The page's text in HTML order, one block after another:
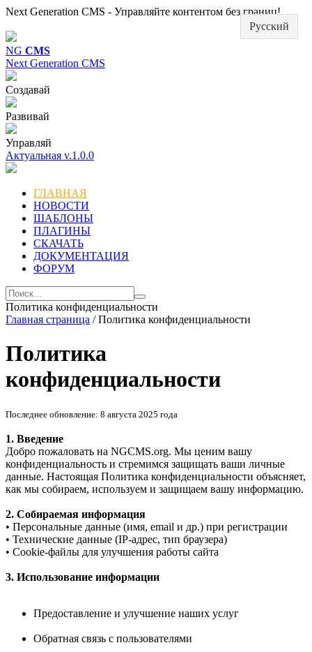
Next Generation CMS - Управляйте контентом без границ!
NG CMS
Next Generation CMS
Создавай
Развивай
Управляй
Актуальная v.1.0.0
ГЛАВНАЯ
НОВОСТИ
ШАБЛОНЫ
ПЛАГИНЫ
СКАЧАТЬ
ДОКУМЕНТАЦИЯ
ФОРУМ
Политика конфиденциальности
Главная страница / Политика конфиденциальности
Политика
конфиденциальности
Последнее обновление: 8 августа 2025 года
1. Введение
Добро пожаловать на NGCMS.org. Мы ценим вашу
конфиденциальность и стремимся защищать ваши личные
данные. Настоящая Политика конфиденциальности объясняет,
как мы собираем, используем и защищаем вашу информацию.
2. Собираемая информация
• Персональные данные (имя, email и др.) при регистрации
• Технические данные (IP-адрес, тип браузера)
• Cookie-файлы для улучшения работы сайта
3. Использование информации
Предоставление и улучшение наших услуг
Обратная связь с пользователями
Русский